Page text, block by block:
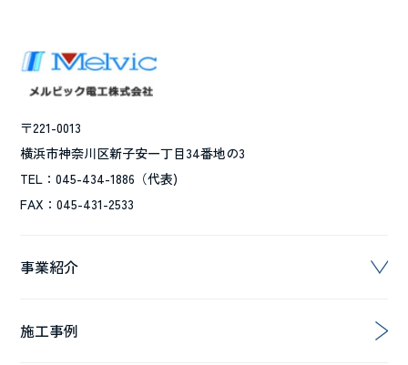
〒221-0013
横浜市神奈川区新子安一丁目34番地の3
TEL：045-434-1886（代表)
FAX：045-431-2533
事業紹介
施工事例